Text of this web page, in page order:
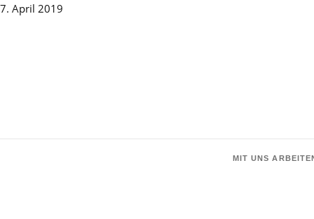
7. April 2019
MIT UNS